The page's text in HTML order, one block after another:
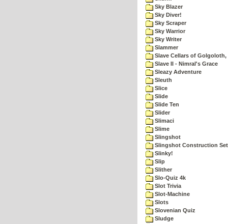
Sky Blazer
Sky Diver!
Sky Scraper
Sky Warrior
Sky Writer
Slammer
Slave Cellars of Golgoloth,
Slave II - Nimral's Grace
Sleazy Adventure
Sleuth
Slice
Slide
Slide Ten
Slider
Slimaci
Slime
Slingshot
Slingshot Construction Set
Slinky!
Slip
Slither
Slo-Quiz 4k
Slot Trivia
Slot-Machine
Slots
Slovenian Quiz
Sludge